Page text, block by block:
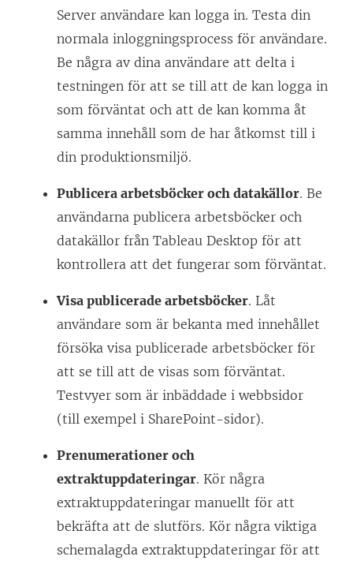
Server användare kan logga in. Testa din
normala inloggningsprocess för användare.
Be några av dina användare att delta i
testningen för att se till att de kan logga in
som förväntat och att de kan komma åt
samma innehåll som de har åtkomst till i
din produktionsmiljö.
Publicera arbetsböcker och datakällor. Be
användarna publicera arbetsböcker och
datakällor från Tableau Desktop för att
kontrollera att det fungerar som förväntat.
Visa publicerade arbetsböcker. Låt
användare som är bekanta med innehållet
försöka visa publicerade arbetsböcker för
att se till att de visas som förväntat.
Testvyer som är inbäddade i webbsidor
(till exempel i SharePoint-sidor).
Prenumerationer och
extraktuppdateringar. Kör några
extraktuppdateringar manuellt för att
bekräfta att de slutförs. Kör några viktiga
schemalagda extraktuppdateringar för att